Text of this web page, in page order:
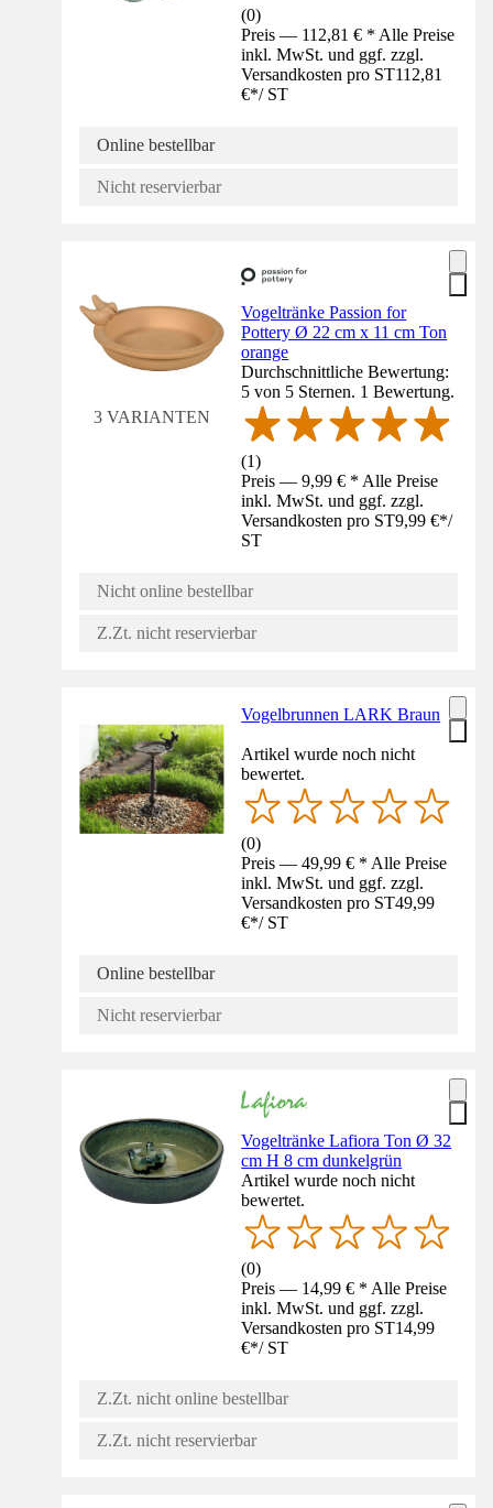
(0)
Preis — 112,81 € * Alle Preise
inkl. MwSt. und ggf. zzgl.
Versandkosten pro ST112,81
€*/ ST
Online bestellbar
Nicht reservierbar
3 VARIANTEN
Vogeltränke Passion for
Pottery Ø 22 cm x 11 cm Ton
orange
Durchschnittliche Bewertung:
5 von 5 Sternen. 1 Bewertung.
(1)
Preis — 9,99 € * Alle Preise
inkl. MwSt. und ggf. zzgl.
Versandkosten pro ST9,99 €*/
ST
Nicht online bestellbar
Z.Zt. nicht reservierbar
Vogelbrunnen LARK Braun
Artikel wurde noch nicht
bewertet.
(0)
Preis — 49,99 € * Alle Preise
inkl. MwSt. und ggf. zzgl.
Versandkosten pro ST49,99
€*/ ST
Online bestellbar
Nicht reservierbar
Vogeltränke Lafiora Ton Ø 32
cm H 8 cm dunkelgrün
Artikel wurde noch nicht
bewertet.
(0)
Preis — 14,99 € * Alle Preise
inkl. MwSt. und ggf. zzgl.
Versandkosten pro ST14,99
€*/ ST
Z.Zt. nicht online bestellbar
Z.Zt. nicht reservierbar